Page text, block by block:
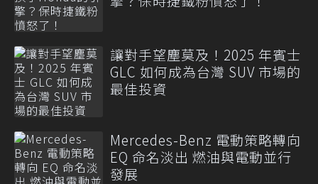
讓對手望塵莫及！2025 年賓士
GLC 如何成為台灣 SUV 市場的
最佳投資
Mercedes-Benz 電動策略轉向
EQ 命名淡出 燃油與電動並行
發展